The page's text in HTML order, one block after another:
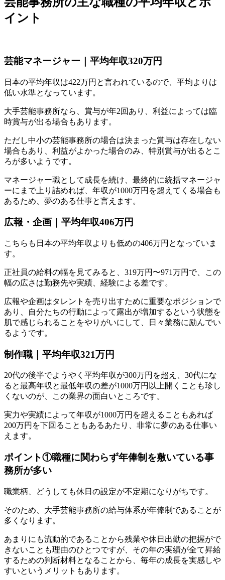
イント
芸能マネージャー｜平均年収320万円
日本の平均年収は422万円と言われているので、平均よりは
低い水準となっています。
大手芸能事務所なら、賞与が年2回あり、利益によっては臨
時賞与が出る場合もあります。
ただし中小の芸能事務所の場合は決まった賞与は存在しない
場合もあり、利益がよかった場合のみ、特別賞与が出るとこ
ろが多いようです。
マネージャー職として成長を続け、最終的に統括マネージャ
ーにまで上り詰めれば、年収が1000万円を超えてくる場合も
あるため、夢のある仕事と言えます。
広報・企画｜平均年収406万円
こちらも日本の平均年収よりも低めの406万円となっていま
す。
正社員の給料の幅を見てみると、319万円〜971万円で、この
幅の広さは勤務先や実績、経験による差です。
広報や企画はタレントを売り出すために重要なポジションで
あり、自分たちの行動によって露出が増加するという状態を
肌で感じられることをやりがいにして、日々業務に励んでい
るようです。
制作職｜平均年収321万円
20代の後半でようやく平均年収が300万円を超え、30代にな
ると最高年収と最低年収の差が1000万円以上開くことも珍し
くないのが、この業界の面白いところです。
実力や実績によって年収が1000万円を超えることもあれば
200万円を下回ることもあるあたり、非常に夢のある仕事い
えます。
ポイント①職種に関わらず年俸制を敷いている事
務所が多い
職業柄、どうしても休日の設定が不定期になりがちです。
そのため、大手芸能事務所の給与体系が年俸制であることが
多くなります。
あまりにも流動的であることから残業や休日出勤の把握がで
きないことも理由のひとつですが、その年の実績が全て昇給
するための判断材料となることから、毎年の成長を実感しや
すいというメリットもあります。